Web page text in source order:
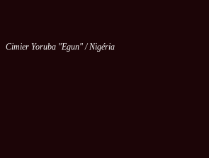
Cimier Yoruba "Egun" / Nigéria